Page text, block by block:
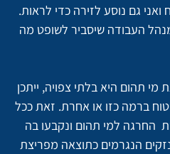
גם נוסע לזירה כדי לראות.
את מנהל העבודה שיסביר לשופט מה
תהום היא בלתי צפויה, ייתכן
ברמה כזו או אחרת. זאת ככל
החרגה למי תהום ונקבעו בה
הנגרמים כתוצאה מפריצת